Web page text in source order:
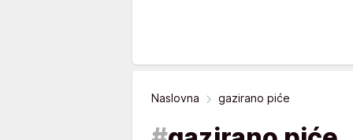
Naslovna gazirano piće